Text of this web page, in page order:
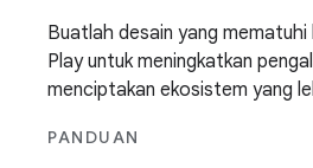
Buatlah desain yang mematuhi
Play untuk meningkatkan
menciptakan ekosistem yang
PANDUAN